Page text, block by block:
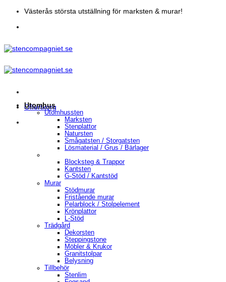
Skip
content
Västerås största utställning för marksten & murar!
Offertkorg
Utomhus
Utomhussten
Marksten
Stenplattor
Natursten
Smågatsten / Storgatsten
Lösmaterial / Grus / Bärlager
Blocksteg & Trappor
Kantsten
G-Stöd / Kantstöd
Murar
Stödmurar
Fristående murar
Pelarblock / Stolpelement
Krönplattor
L-Stöd
Trädgård
Dekorsten
Steppingstone
Möbler & Krukor
Granitstolpar
Belysning
Tillbehör
Stenlim